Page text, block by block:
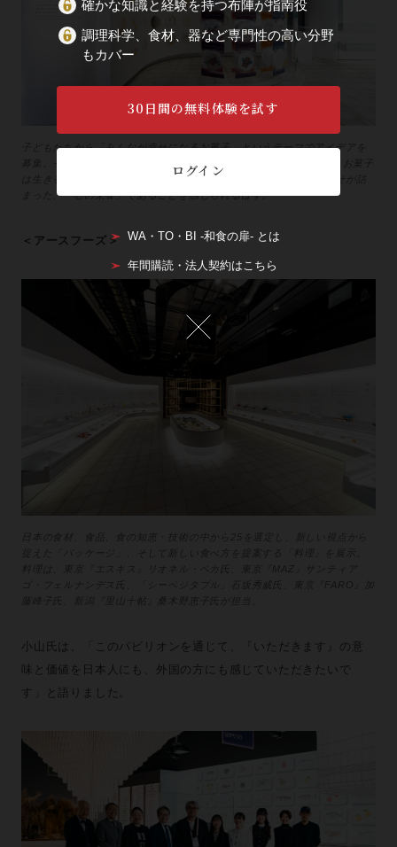
子どもたちから「みんなが幸せになるお菓子」というテーマでアイデアを
は生きるために不可欠なものではないが、見ていると、人の夢や幸せが詰
まった、「心の栄養」であることを感じられるはず。
＜アースフーズ＞
日本の食材、食品、食の知恵・技術の中から25を選定し、新しい視点から
料理は、東京『エスキス』リオネル・ベカ氏、東京『MAZ』サンティア
小山氏は、「このパビリオンを通じて、『いただきます』の意
味と価値を日本人にも、外国の方にも感じていただきたいで
す」と語りました。
確かな知識と経験を持つ布陣が指南役
調理科学、食材、器など専門性の高い分野
もカバー
30日間の無料体験を試す
ログイン
WA・TO・BI -和食の扉- とは
年間購読・法人契約はこちら